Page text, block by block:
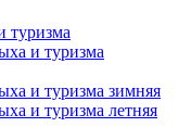
туризма
и туризма
и туризма зимняя
и туризма летняя